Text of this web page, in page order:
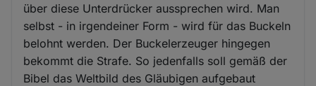
über diese Unterdrücker aussprechen wird. Man
selbst - in irgendeiner Form - wird für das Buckeln
belohnt werden. Der Buckelerzeuger hingegen
bekommt die Strafe. So jedenfalls soll gemäß der
Bibel das Weltbild des Gläubigen aufgebaut